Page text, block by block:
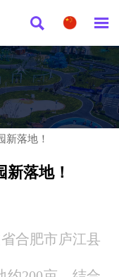
 
新落地！
落地！
合肥市庐江县